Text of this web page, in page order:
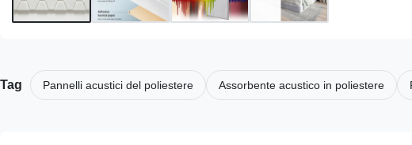
Tag Pannelli acustici del poliestere Assorbente acustico in poliestere